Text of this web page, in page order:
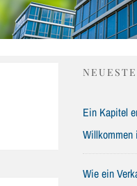
Ein Kapitel
Willkommen
Wie ein